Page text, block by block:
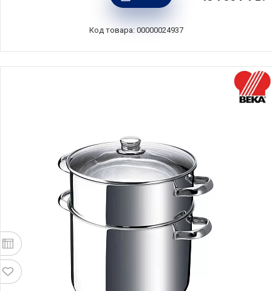
мятный, Le Creuset, Франция,
21180304962430
Код товара: 00000024937